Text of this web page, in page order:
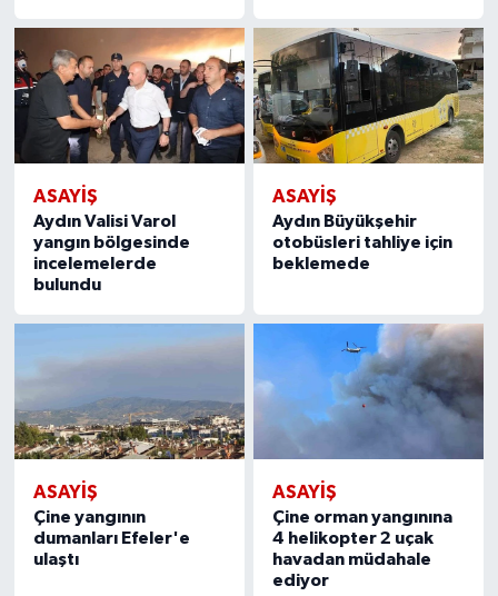
ASAYİŞ
Aydın Valisi Varol
yangın bölgesinde
incelemelerde
bulundu
ASAYİŞ
Aydın Büyükşehir
otobüsleri tahliye için
beklemede
ASAYİŞ
Çine yangının
dumanları Efeler'e
ulaştı
ASAYİŞ
Çine orman yangınına
4 helikopter 2 uçak
havadan müdahale
ediyor